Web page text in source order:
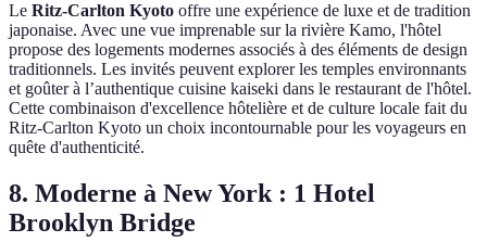
Le Ritz-Carlton Kyoto offre une expérience de luxe et de tradition
japonaise. Avec une vue imprenable sur la rivière Kamo, l'hôtel
propose des logements modernes associés à des éléments de design
traditionnels. Les invités peuvent explorer les temples environnants
et goûter à l’authentique cuisine kaiseki dans le restaurant de l'hôtel.
Cette combinaison d'excellence hôtelière et de culture locale fait du
Ritz-Carlton Kyoto un choix incontournable pour les voyageurs en
quête d'authenticité.
8. Moderne à New York : 1 Hotel
Brooklyn Bridge